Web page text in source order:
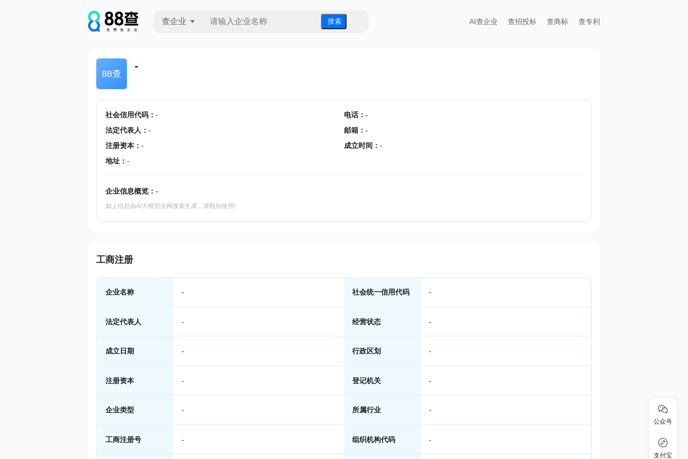
查企业 搜 索 AI查企业 查招投标 查商标 查专利
88查
-
社会信用代码： - 电话： -
法定代表人 ： - 邮箱 ： -
注册资本： - 成立时间 ： -
地址： -
企业信息概览： -
如上信息由AI大模型全网搜索生成，请甄别使用!
工商注册
企业名称 - 社会统一信用代码 -
法定代表人 - 经营状态 -
成立日期 - 行政区划 -
注册资本 - 登记机关 -
企业类型 - 所属行业 -
工商注册号 - 组织机构代码 -
公众号
支付宝